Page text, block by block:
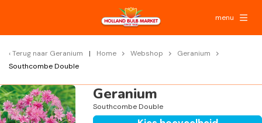
menu
Terug naar Geranium Home Webshop
Geranium
Southcombe Double
Geranium
Southcombe Double